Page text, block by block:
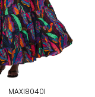
MAXI8040I